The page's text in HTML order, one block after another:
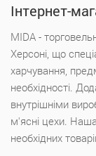
Інтернет-
MIDA -
Херсоні, що
харчування,
необхідності.
внутрішніми
м'ясні цехи.
необхідних